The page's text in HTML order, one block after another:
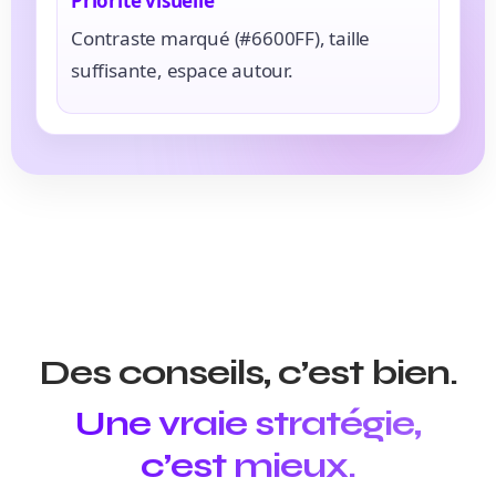
Contraste marqué (#6600FF), taille
suffisante, espace autour.
Des conseils, c’est bien.
Une vraie stratégie,
c’est mieux.